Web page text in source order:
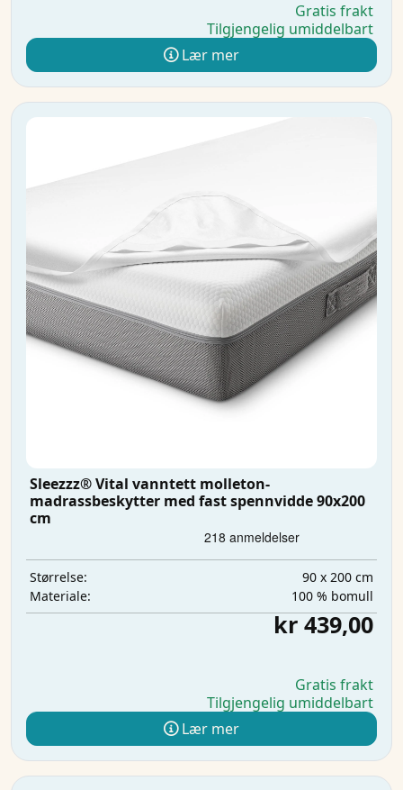
Gratis frakt
Tilgjengelig umiddelbart
Lær mer
Sleezzz® Vital vanntett molleton-
madrassbeskytter med fast spennvidde 90x200
cm
Størrelse:
90 x 200 cm
Materiale:
100 % bomull
kr 439,00
Gratis frakt
Tilgjengelig umiddelbart
Lær mer